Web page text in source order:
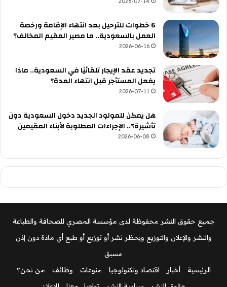
6 خطوات للترحيل بعد انتهاء الإقامة ورخصة
العمل بالسعودية.. ما مصير المقيم المخالف؟
2026-06-16
تجديد عقد الإيجار تلقائيًا في السعودية.. ماذا
يفعل المستأجر قبل انتهاء المدة؟
2026-07-11
هل يمكن للمولود الجديد دخول السعودية دون
تأشيرة؟.. الإجراءات المطلوبة لأبناء المقيمين
2026-06-08
جميع حقوق النشر محفوظة لدى مؤسسة المصري للصحافة والطباعة
والنشر والإعلان والتوزيع ويحظر نشر أو توزيع أو طبع أي مادة دون إذن
مسبق
الرئيسية
أخبار اقتصاد وتكنولوجيا منوعات وظائف
من نحن؟